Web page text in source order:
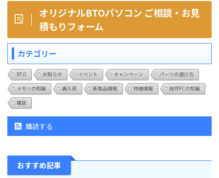
オリジナルBTOパソコン ご相談・お見
積もりフォーム
カテゴリー
BTO お知らせ イベント キャンペーン
パーツの選び方
メモリの知識
再入荷 新製品情報 特価情報
自作PCの知識
雑談
購読する
おすすめ記事